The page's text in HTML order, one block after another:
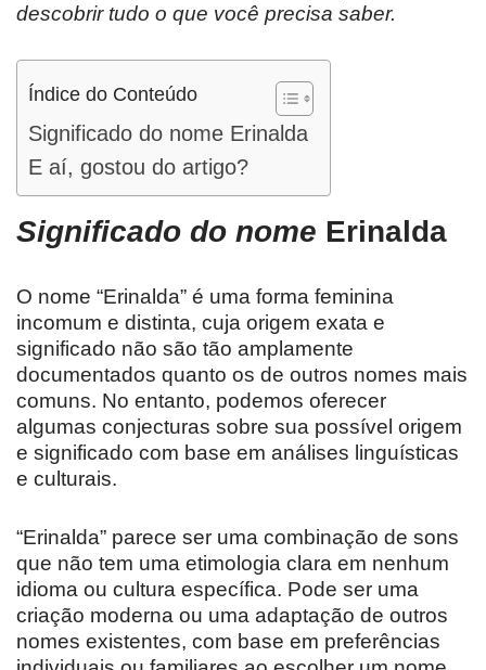
descobrir tudo o que você precisa saber.
Índice do Conteúdo
Significado do nome Erinalda
E aí, gostou do artigo?
Significado do nome Erinalda
O nome “Erinalda” é uma forma feminina
incomum e distinta, cuja origem exata e
significado não são tão amplamente
documentados quanto os de outros nomes mais
comuns. No entanto, podemos oferecer
algumas conjecturas sobre sua possível origem
e significado com base em análises linguísticas
e culturais.
“Erinalda” parece ser uma combinação de sons
que não tem uma etimologia clara em nenhum
idioma ou cultura específica. Pode ser uma
criação moderna ou uma adaptação de outros
nomes existentes, com base em preferências